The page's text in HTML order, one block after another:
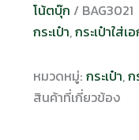
โน้ตบุ๊ก / BAG3021
กระเป๋า,กระเป๋าใส่
หมวดหมู่: กระเป๋า,ก
สินค้าที่เกี่ยวข้อง